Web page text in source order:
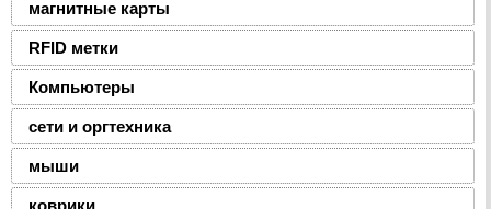
магнитные карты
RFID метки
Компьютеры
сети и оргтехника
мыши